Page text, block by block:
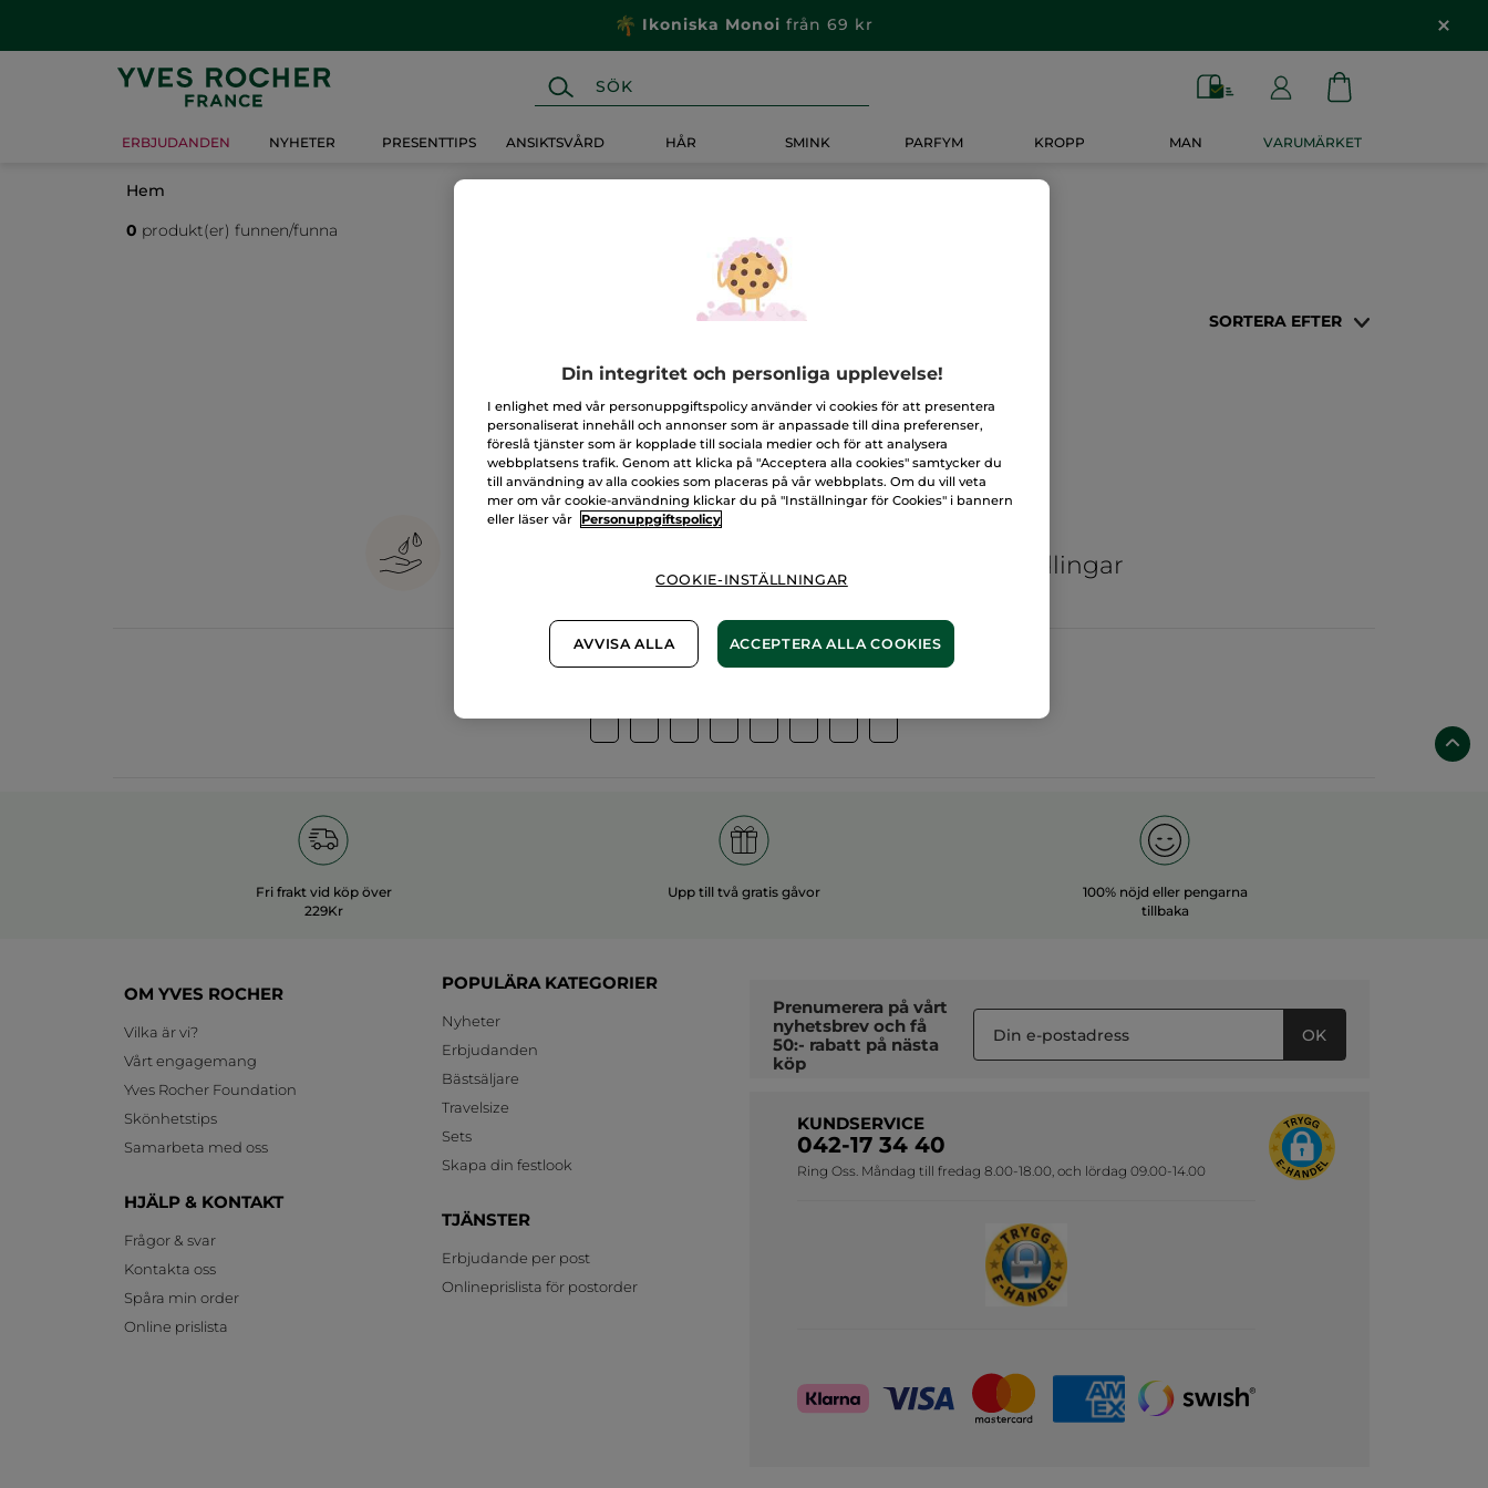
Ikoniska Monoi från 69 kr
ERBJUDANDEN NYHETER PRESENTTIPS ANSIKTSVÅRD HÅR SMINK PARFYM KROPP MAN VARUMÄRKET
Hem
0 produkt(er) funnen/funna
SORTERA EFTER
vegetabiliska
ekologiska odlingar
Övriga kategorier
Fri frakt vid köp över
229Kr
Upp till två gratis gåvor
100% nöjd eller pengarna
tillbaka
OM YVES ROCHER
Vilka är vi?
Vårt engagemang
Yves Rocher Foundation
Skönhetstips
Samarbeta med oss
HJÄLP & KONTAKT
Frågor & svar
Kontakta oss
Spåra min order
Online prislista
POPULÄRA KATEGORIER
Nyheter
Erbjudanden
Bästsäljare
Travelsize
Sets
Skapa din festlook
TJÄNSTER
Erbjudande per post
Onlineprislista för postorder
Prenumerera på vårt
nyhetsbrev och få
50:- rabatt på nästa
köp
OK
KUNDSERVICE
042-17 34 40
Ring Oss. Måndag till fredag 8.00-18.00, och lördag 09.00-14.00
Din integritet och personliga upplevelse!
I enlighet med vår personuppgiftspolicy använder vi cookies för att presentera
personaliserat innehåll och annonser som är anpassade till dina preferenser,
föreslå tjänster som är kopplade till sociala medier och för att analysera
webbplatsens trafik. Genom att klicka på "Acceptera alla cookies" samtycker du
till användning av alla cookies som placeras på vår webbplats. Om du vill veta
mer om vår cookie-användning klickar du på "Inställningar för Cookies" i bannern
eller läser vår
Personuppgiftspolicy
COOKIE-INSTÄLLNINGAR
AVVISA ALLA ACCEPTERA ALLA COOKIES